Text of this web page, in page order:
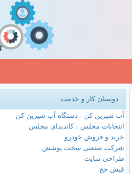
دوستان کار و خدمت
آب شیرین کن - دستگاه آب شیرین کن
انتخابات مجلس ، کاندیدای مجلس
خرید و فروش خودرو
شرکت صنعتی سخت پوشش
طراحی سایت
فیش حج